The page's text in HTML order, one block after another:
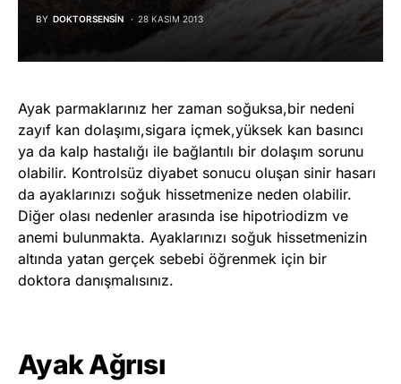
BY DOKTORSENSIN 28 KASIM 2013
Ayak parmaklarınız her zaman soğuksa,bir nedeni
zayıf kan dolaşımı,sigara içmek,yüksek kan basıncı
ya da kalp hastalığı ile bağlantılı bir dolaşım sorunu
olabilir. Kontrolsüz diyabet sonucu oluşan sinir hasarı
da ayaklarınızı soğuk hissetmenize neden olabilir.
Diğer olası nedenler arasında ise hipotriodizm ve
anemi bulunmakta. Ayaklarınızı soğuk hissetmenizin
altında yatan gerçek sebebi öğrenmek için bir
doktora danışmalısınız.
Ayak Ağrısı